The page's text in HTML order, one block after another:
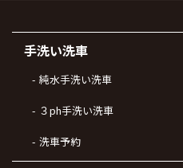
手洗い洗車
純水手洗い洗車
３ph手洗い洗車
洗車予約